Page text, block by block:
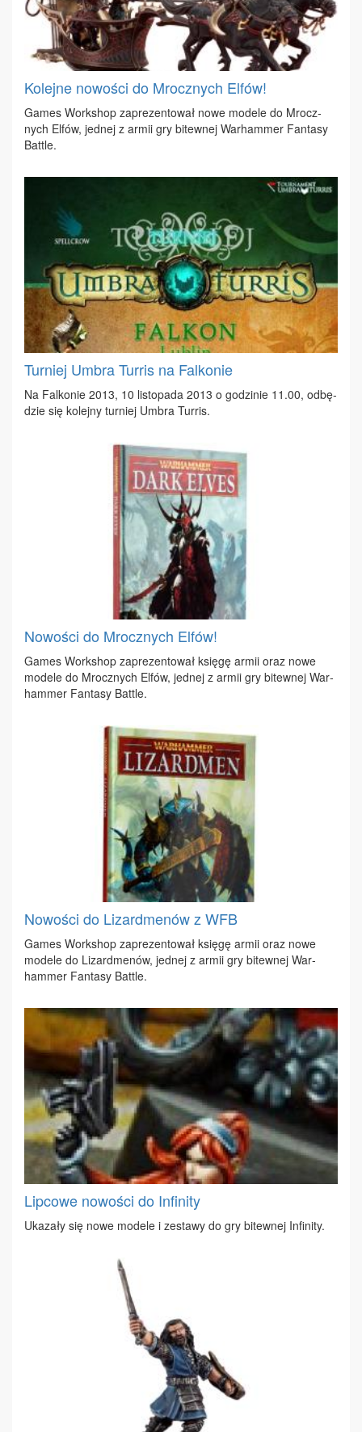
Kolejne nowości do Mrocznych Elfów!
Ga­mes Work­shop za­pre­zen­to­wał no­we mo­de­le do Mrocz­
nych El­fów, jed­nej z ar­mii gry bi­tew­nej War­ham­mer Fan­ta­sy
Bat­tle.
Turniej Umbra Turris na Falkonie
Na Fal­ko­nie 2013, 10 li­sto­pa­da 2013 o go­dzi­nie 11.00, od­bę­
dzie się ko­lej­ny tur­niej Um­bra Tur­ris.
Nowości do Mrocznych Elfów!
Ga­mes Work­shop za­pre­zen­to­wał księ­gę ar­mii oraz no­we
mo­de­le do Mrocz­nych El­fów, jed­nej z ar­mii gry bi­tew­nej War­
ham­mer Fan­ta­sy Bat­tle.
Nowości do Lizardmenów z WFB
Ga­mes Work­shop za­pre­zen­to­wał księ­gę ar­mii oraz no­we
mo­de­le do Li­zard­me­nów, jed­nej z ar­mii gry bi­tew­nej War­
ham­mer Fan­ta­sy Bat­tle.
Lipcowe nowości do Infinity
Uka­za­ły się no­we mo­de­le i ze­sta­wy do gry bi­tew­nej In­fi­ni­ty.